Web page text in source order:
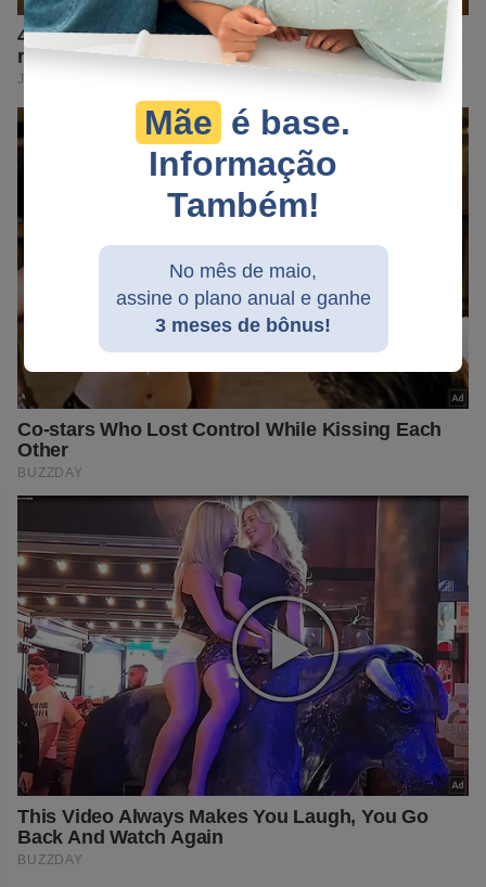
Mãe é base.
Informação
Também!
No mês de maio,
assine o plano anual e ganhe
3 meses de bônus!